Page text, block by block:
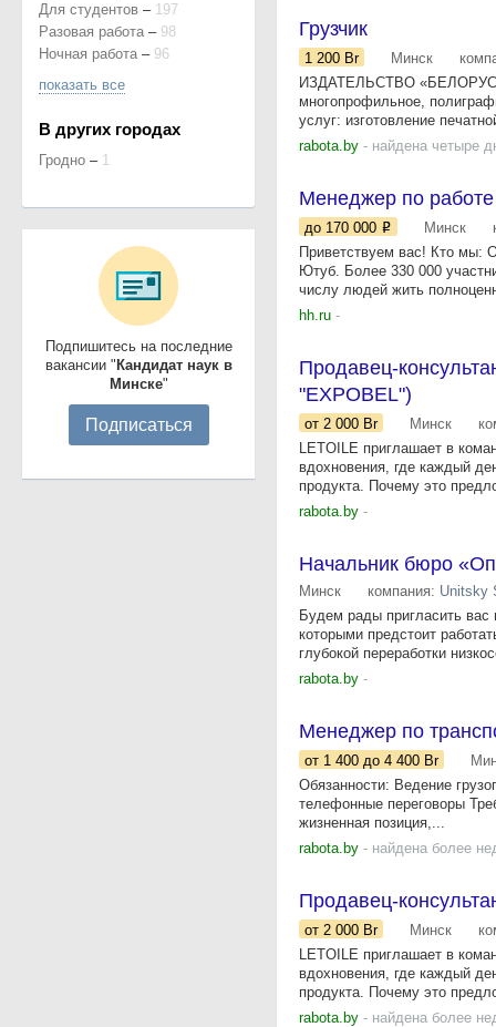
Грузчик
1 200 Br Минск
ИЗДАТЕЛЬСТВО
многопрофильное,
услуг: изготовление
rabota.by - найдена четыре
Менеджер по
до 170 000 Минск
Приветствуем вас! Кто мы:
Ютуб. Более 330 000
числу людей жить
hh.ru -
Продавец-
"EXPOBEL")
от 2 000 Br Минск
LETOILE приглашает в
вдохновения, где каждый
продукта. Почему это
rabota.by -
Начальник бюро
Минск компания: Unitsky
Будем рады пригласить
которыми предстоит
глубокой переработки
rabota.by -
Менеджер по
от 1 400 до 4 400 Br
Обязанности: Ведение
телефонные переговоры
жизненная позиция,...
rabota.by - найдена более
Продавец-
от 2 000 Br Минск
LETOILE приглашает в
вдохновения, где каждый
продукта. Почему это
rabota.by - найдена более
Для студентов – 197
Разовая работа – 98
Ночная работа – 96
показать все
В других городах
Гродно – 1
Подпишитесь на последние
вакансии " Кандидат наук в
Минске"
Подписаться